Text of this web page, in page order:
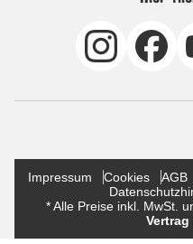
Impressum Cookies AGB
* Alle Preise inkl. MwSt.